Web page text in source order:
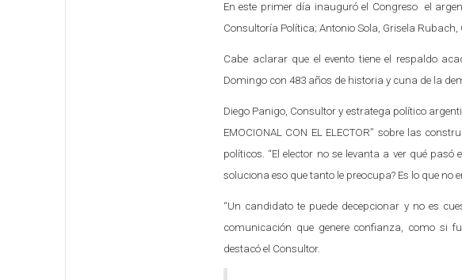
En este primer día inauguró el Congreso el
Consultoría Política; Antonio Sola, Grisela
Cabe aclarar que el evento tiene el respaldo
Domingo con 483 años de historia y cuna de la
Diego Panigo, Consultor y estratega político
EMOCIONAL CON EL ELECTOR” sobre las
políticos. “El elector no se levanta a ver qué
soluciona eso que tanto le preocupa? Es lo que no
“Un candidato te puede decepcionar y no es
comunicación que genere confianza, como si
destacó el Consultor.